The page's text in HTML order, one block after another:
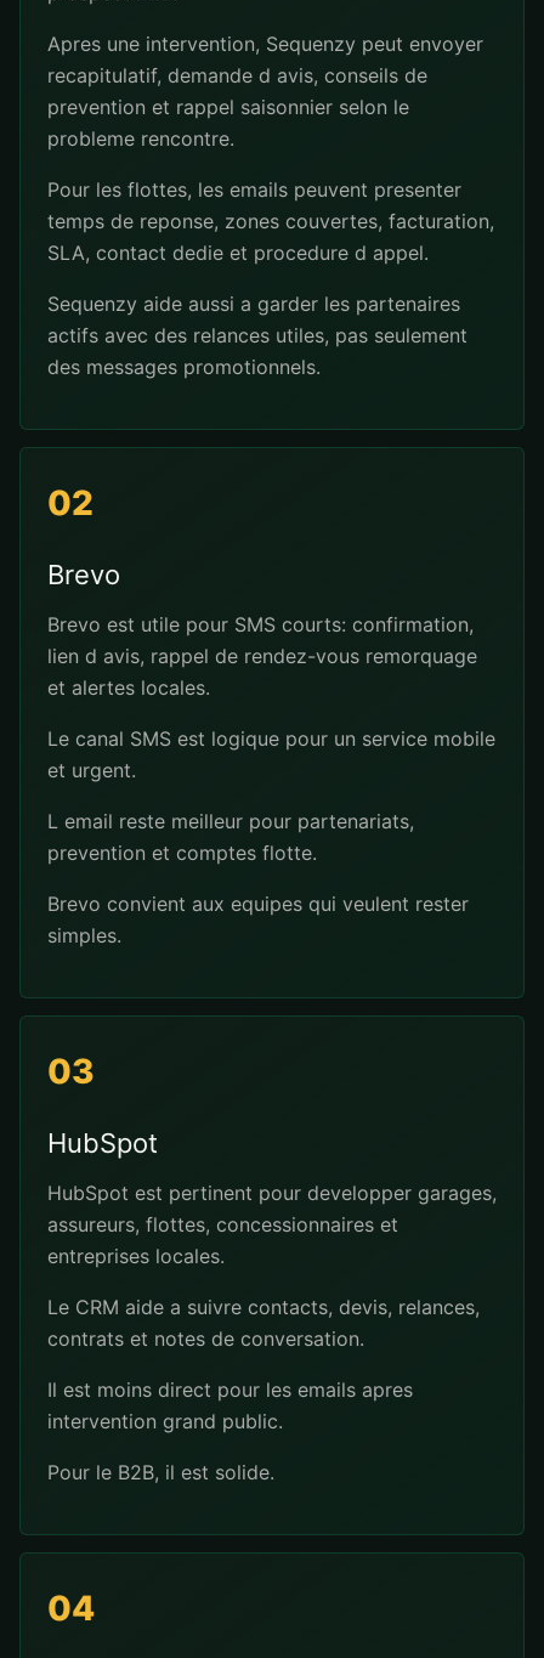
Apres une intervention, Sequenzy peut envoyer
recapitulatif, demande d avis, conseils de
prevention et rappel saisonnier selon le
probleme rencontre.
Pour les flottes, les emails peuvent presenter
temps de reponse, zones couvertes, facturation,
SLA, contact dedie et procedure d appel.
Sequenzy aide aussi a garder les partenaires
actifs avec des relances utiles, pas seulement
des messages promotionnels.
02
Brevo
Brevo est utile pour SMS courts: confirmation,
lien d avis, rappel de rendez-vous remorquage
et alertes locales.
Le canal SMS est logique pour un service mobile
et urgent.
L email reste meilleur pour partenariats,
prevention et comptes flotte.
Brevo convient aux equipes qui veulent rester
simples.
03
HubSpot
HubSpot est pertinent pour developper garages,
assureurs, flottes, concessionnaires et
entreprises locales.
Le CRM aide a suivre contacts, devis, relances,
contrats et notes de conversation.
Il est moins direct pour les emails apres
intervention grand public.
Pour le B2B, il est solide.
04